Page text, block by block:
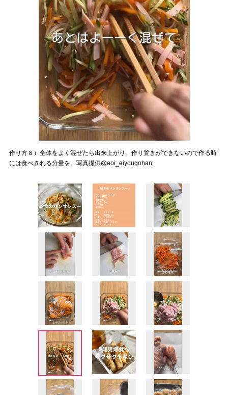
作り方８）全体をよく混ぜたら出来上がり。作り置きができないので作る時
には食べきれる分量を。写真提供@aoi_eiyougohan